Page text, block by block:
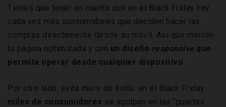
Tienes que tener en cuenta que en el Black Friday hay
cada vez más consumidores que deciden hacer las
compras directamente desde su móvil. Así que mantén
tu página optimizada y con un diseño responsive que
permita operar desde cualquier dispositivo.
Por otro lado, evita morir de éxito: en el Black Friday
miles de consumidores se agolpan en las “puertas